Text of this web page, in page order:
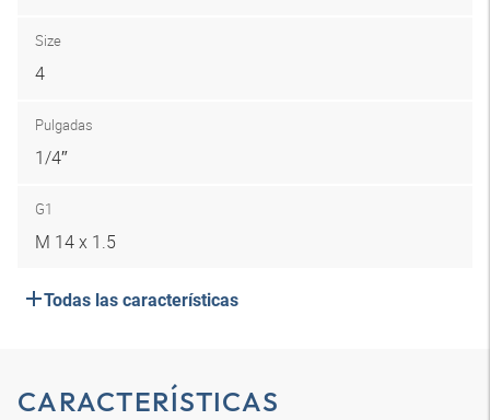
Size
4
Pulgadas
1/4″
G1
M 14 x 1.5
Todas las características
CARACTERÍSTICAS